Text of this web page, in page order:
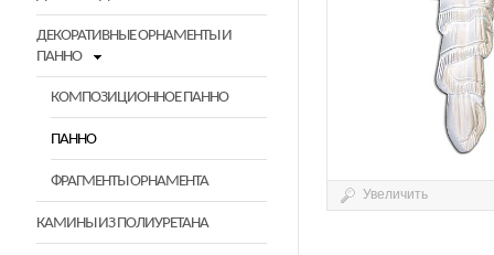
ДЕКОРАТИВНЫЕ ОРНАМЕНТЫ И
ПАННО
КОМПОЗИЦИОННОЕ ПАННО
ПАННО
ФРАГМЕНТЫ ОРНАМЕНТА
КАМИНЫ ИЗ ПОЛИУРЕТАНА
Увеличить